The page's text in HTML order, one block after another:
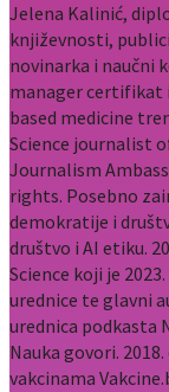
Jelena Kalinić,
književnosti,
novinarka i naučni
manager certifikat
based medicine
Science journalist
Journalism
rights. Posebno
demokratije i
društvo i AI etiku.
Science koji je
urednice te glavni
urednica podkasta
Nauka govori.
vakcinama